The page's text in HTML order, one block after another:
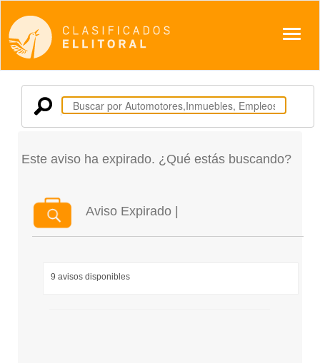
Este aviso ha expirado. ¿Qué estás buscando?
Aviso Expirado |
9 avisos disponibles